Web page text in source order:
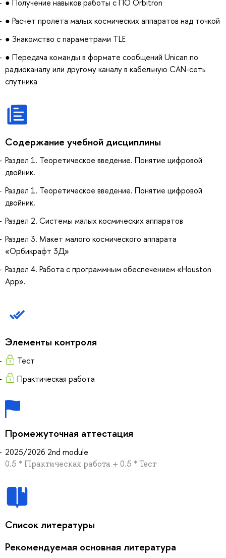
● Получение навыков работы с ПО Orbitron
● Расчёт пролёта малых космических аппаратов над точкой
● Знакомство с параметрами TLE
● Передача команды в формате сообщений Unican по
радиоканалу или другому каналу в кабельную CAN-сеть
спутника
Содержание учебной дисциплины
Раздел 1. Теоретическое введение. Понятие цифровой
двойник.
Раздел 1. Теоретическое введение. Понятие цифровой
двойник.
Раздел 2. Системы малых космических аппаратов
Раздел 3. Макет малого космического аппарата
«Орбикрафт 3Д»
Раздел 4. Работа с программным обеспечением «Houston
App».
Элементы контроля
Тест
Практическая работа
Промежуточная аттестация
2025/2026 2nd module
0.5 * Практическая работа + 0.5 * Тест
Список литературы
Рекомендуемая основная литература